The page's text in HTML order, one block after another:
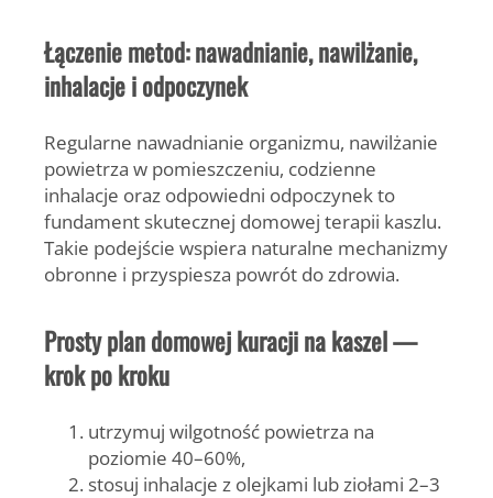
Łączenie metod: nawadnianie, nawilżanie,
inhalacje i odpoczynek
Regularne nawadnianie organizmu, nawilżanie
powietrza w pomieszczeniu, codzienne
inhalacje oraz odpowiedni odpoczynek to
fundament skutecznej domowej terapii kaszlu.
Takie podejście wspiera naturalne mechanizmy
obronne i przyspiesza powrót do zdrowia.
Prosty plan domowej kuracji na kaszel —
krok po kroku
utrzymuj wilgotność powietrza na
poziomie 40–60%,
stosuj inhalacje z olejkami lub ziołami 2–3